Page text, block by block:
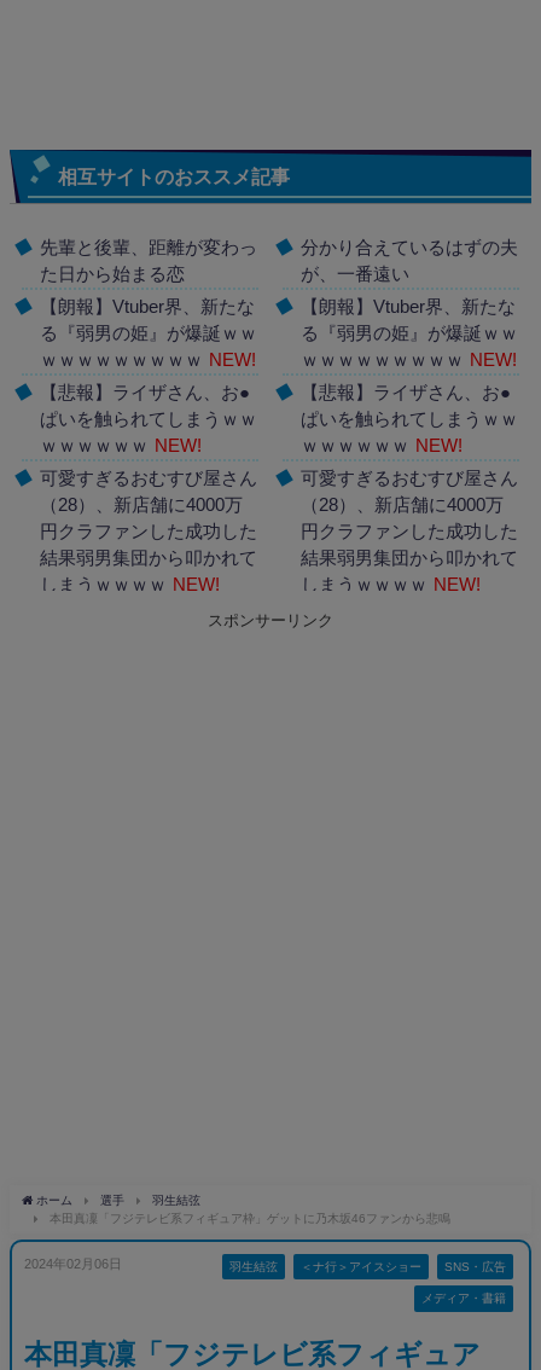
相互サイトのおススメ記事
先輩と後輩、距離が変わっ
た日から始まる恋
【朗報】Vtuber界、新たな
る『弱男の姫』が爆誕ｗｗ
ｗｗｗｗｗｗｗｗｗ NEW!
【悲報】ライザさん、お●
ぱいを触られてしまうｗｗ
ｗｗｗｗｗｗ NEW!
可愛すぎるおむすび屋さん
（28）、新店舗に4000万
円クラファンした成功した
結果弱男集団から叩かれて
しまうｗｗｗｗ NEW!
Powered by livedoor 相互
分かり合えているはずの夫
が、一番遠い
【朗報】Vtuber界、新たな
る『弱男の姫』が爆誕ｗｗ
ｗｗｗｗｗｗｗｗｗ NEW!
【悲報】ライザさん、お●
ぱいを触られてしまうｗｗ
ｗｗｗｗｗｗ NEW!
可愛すぎるおむすび屋さん
（28）、新店舗に4000万
円クラファンした成功した
結果弱男集団から叩かれて
しまうｗｗｗｗ NEW!
Powered by livedoor 相互
スポンサーリンク
ホーム 選手
羽生結弦
本田真凜「フジテレビ系フィギュア枠」ゲットに乃木坂46ファンから悲鳴
2024年02月06日 羽生結弦 ＜ナ行＞アイスショー SNS・広告
メディア・書籍
本田真凜「フジテレビ系フィギュア